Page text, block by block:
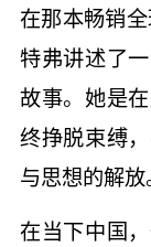
在那本畅销
特弗讲述了
故事。她是
终挣脱束缚
与思想的解放
在当下中国